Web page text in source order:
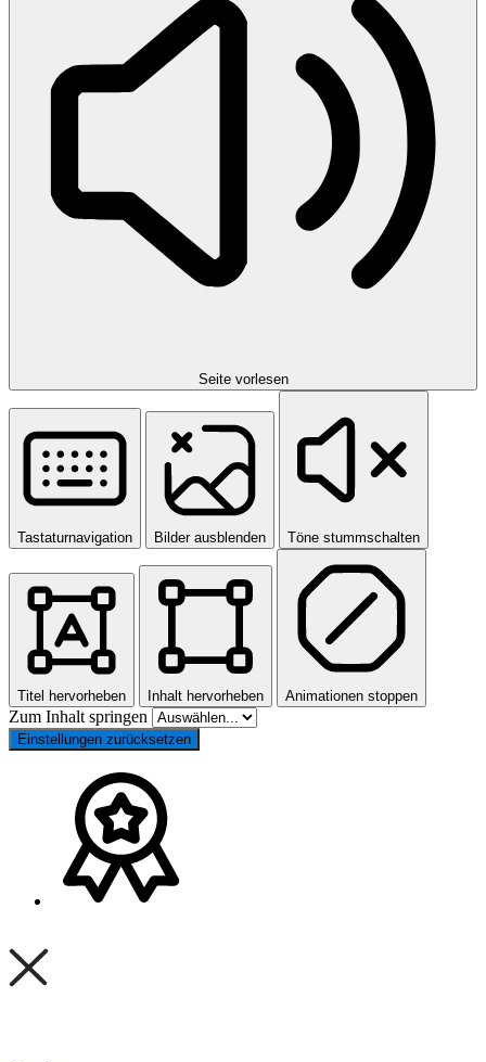
Seite vorlesen
Tastaturnavigation Bilder ausblenden Töne stummschalten
Titel hervorheben Inhalt hervorheben Animationen stoppen
Zum Inhalt springen
Einstellungen zurücksetzen